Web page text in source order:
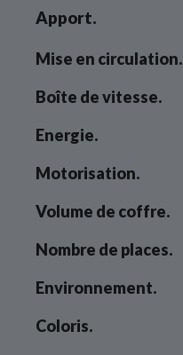
Apport.
Mise en circulation.
Boîte de vitesse.
Energie.
Motorisation.
Volume de coffre.
Nombre de places.
Environnement.
Coloris.